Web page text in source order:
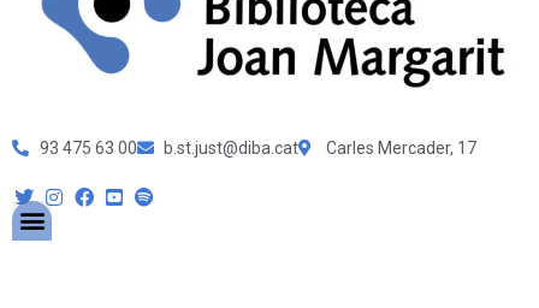
93 475 63 00 b.st.just@diba.cat Carles Mercader, 17